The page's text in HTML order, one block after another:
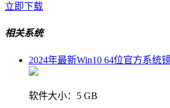
立即下载
相关系统
2024年最新Win10 64位官方系统
软件大小： 5 GB